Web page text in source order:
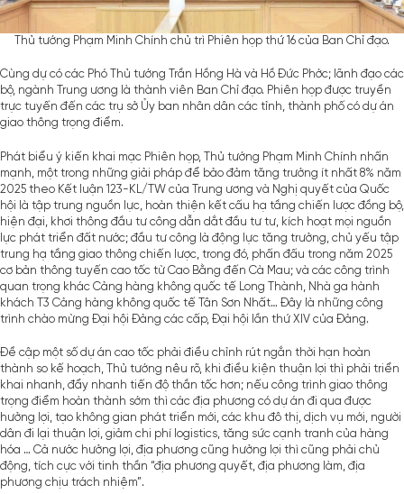
Thủ tướng Phạm Minh Chính chủ trì Phiên họp thứ 16 của Ban Chỉ đạo.
Cùng dự có các Phó Thủ tướng Trần Hồng Hà và Hồ Đức Phớc; lãnh đạo các
bộ, ngành Trung ương là thành viên Ban Chỉ đạo. Phiên họp được truyền
trực tuyến đến các trụ sở Ủy ban nhân dân các tỉnh, thành phố có dự án
giao thông trọng điểm.
Phát biểu ý kiến khai mạc Phiên họp, Thủ tướng Phạm Minh Chính nhấn
mạnh, một trong những giải pháp để bảo đảm tăng trưởng ít nhất 8% năm
2025 theo Kết luận 123-KL/TW của Trung ương và Nghị quyết của Quốc
hội là tập trung nguồn lực, hoàn thiện kết cấu hạ tầng chiến lược đồng bộ,
hiện đại, khơi thông đầu tư công dẫn dắt đầu tư tư, kích hoạt mọi nguồn
lực phát triển đất nước; đầu tư công là động lực tăng trưởng, chủ yếu tập
trung hạ tầng giao thông chiến lược, trong đó, phấn đấu trong năm 2025
cơ bản thông tuyến cao tốc từ Cao Bằng đến Cà Mau; và các công trình
quan trọng khác Cảng hàng không quốc tế Long Thành, Nhà ga hành
khách T3 Cảng hàng không quốc tế Tân Sơn Nhất… Đây là những công
trình chào mừng Đại hội Đảng các cấp, Đại hội lần thứ XIV của Đảng.
Đề cập một số dự án cao tốc phải điều chỉnh rút ngắn thời hạn hoàn
thành so kế hoạch, Thủ tướng nêu rõ, khi điều kiện thuận lợi thì phải triển
khai nhanh, đẩy nhanh tiến độ thần tốc hơn; nếu công trình giao thông
trọng điểm hoàn thành sớm thì các địa phương có dự án đi qua được
hưởng lợi, tạo không gian phát triển mới, các khu đô thị, dịch vụ mới, người
dân đi lại thuận lợi, giảm chi phí logistics, tăng sức cạnh tranh của hàng
hóa … Cả nước hưởng lợi, địa phương cũng hưởng lợi thì cũng phải chủ
động, tích cực với tinh thần “địa phương quyết, địa phương làm, địa
phương chịu trách nhiệm”.